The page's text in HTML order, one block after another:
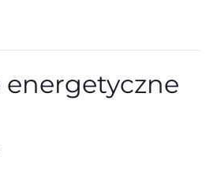
energetyczne